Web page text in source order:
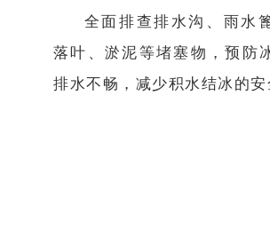
全面排查排水沟、 雨水
落叶、淤泥等堵塞物，预防
排水不畅，减少积水结冰的安